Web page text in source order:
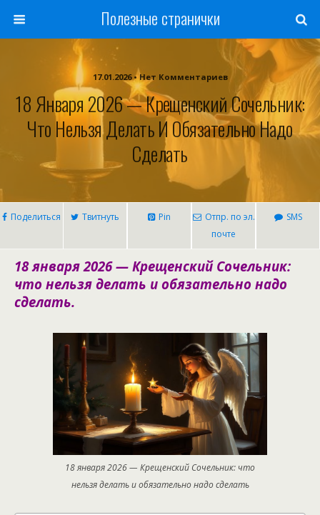
Полезные странички
17.01.2026 • Нет Комментариев
18 Января 2026 — Крещенский Сочельник:
Что Нельзя Делать И Обязательно Надо
Сделать
Поделиться Твитнуть Pin
Отпр. по эл.
почте
SMS
18 января 2026 — Крещенский Сочельник:
что нельзя делать и обязательно надо
сделать.
18 января 2026 — Крещенский Сочельник: что
нельзя делать и обязательно надо сделать